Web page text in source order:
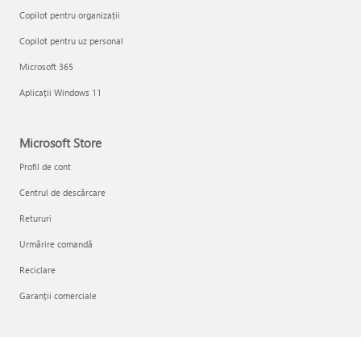
Copilot pentru organizații
Copilot pentru uz personal
Microsoft 365
Aplicații Windows 11
Microsoft Store
Profil de cont
Centrul de descărcare
Retururi
Urmărire comandă
Reciclare
Garanții comerciale